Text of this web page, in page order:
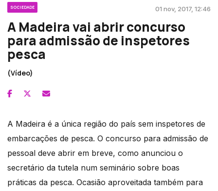
SOCIEDADE 01 nov, 2017, 12:46
A Madeira vai abrir concurso
para admissão de inspetores
pesca
(Vídeo)
A Madeira é a única região do país sem inspetores de
embarcações de pesca. O concurso para admissão de
pessoal deve abrir em breve, como anunciou o
secretário da tutela num seminário sobre boas
práticas da pesca. Ocasião aproveitada também para